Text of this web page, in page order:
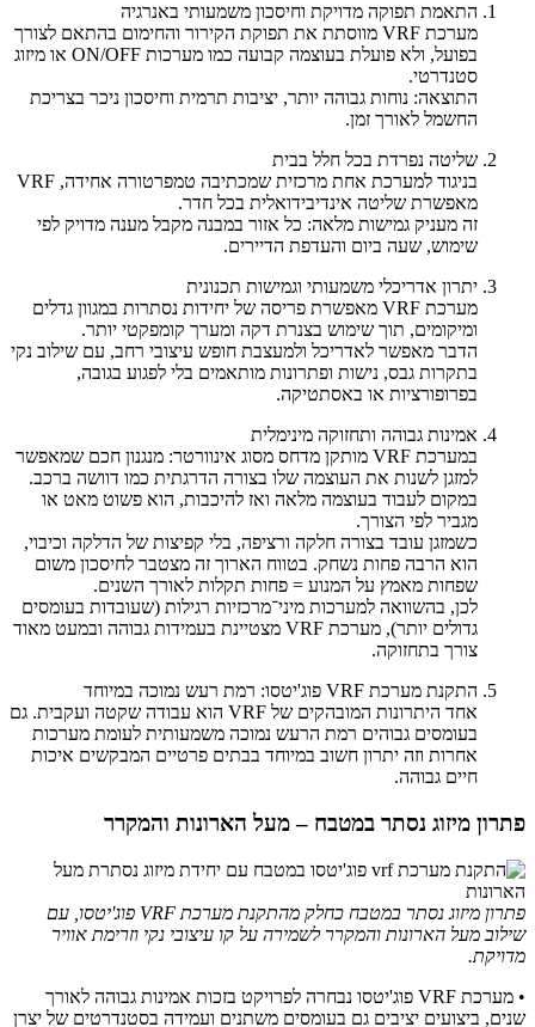
התאמת תפוקה מדויקת וחיסכון משמעותי באנרגיה
מערכת VRF מווסתת את תפוקת הקירור והחימום בהתאם לצורך
בפועל, ולא פועלת בעוצמה קבועה כמו מערכות ON/OFF או מיזוג
סטנדרטי.
התוצאה: נוחות גבוהה יותר, יציבות תרמית וחיסכון ניכר בצריכת
החשמל לאורך זמן.
שליטה נפרדת בכל חלל בבית
בניגוד למערכת אחת מרכזית שמכתיבה טמפרטורה אחידה, VRF
מאפשרת שליטה אינדיבידואלית בכל חדר.
זה מעניק גמישות מלאה: כל אזור במבנה מקבל מענה מדויק לפי
שימוש, שעה ביום והעדפת הדיירים.
יתרון אדריכלי משמעותי וגמישות תכנונית
מערכת VRF מאפשרת פריסה של יחידות נסתרות במגוון גדלים
ומיקומים, תוך שימוש בצנרת דקה ומערך קומפקטי יותר.
הדבר מאפשר לאדריכל ולמעצבת חופש עיצובי רחב, עם שילוב נקי
בתקרות גבס, נישות ופתרונות מותאמים בלי לפגוע בגובה,
בפרופורציות או באסתטיקה.
אמינות גבוהה ותחזוקה מינימלית
במערכת VRF מותקן מדחס מסוג אינוורטר: מנגנון חכם שמאפשר
למזגן לשנות את העוצמה שלו בצורה הדרגתית כמו דוושה ברכב.
במקום לעבוד בעוצמה מלאה ואז להיכבות, הוא פשוט מאט או
מגביר לפי הצורך.
כשמזגן עובד בצורה חלקה ורציפה, בלי קפיצות של הדלקה וכיבוי,
הוא הרבה פחות נשחק. בטווח הארוך זה מצטבר לחיסכון משום
שפחות מאמץ על המנוע = פחות תקלות לאורך השנים.
לכן, בהשוואה למערכות מיני־מרכזיות רגילות (שעובדות בעומסים
גדולים יותר), מערכת VRF מצטיינת בעמידות גבוהה ובמעט מאוד
צורך בתחזוקה.
התקנת מערכת VRF פוג'יטסו: רמת רעש נמוכה במיוחד
אחד היתרונות המובהקים של VRF הוא עבודה שקטה ועקבית. גם
בעומסים גבוהים רמת הרעש נמוכה משמעותית לעומת מערכות
אחרות וזה יתרון חשוב במיוחד בבתים פרטיים המבקשים איכות
חיים גבוהה.
פתרון מיזוג נסתר במטבח – מעל הארונות והמקרר
פתרון מיזוג נסתר במטבח כחלק מהתקנת מערכת VRF פוג'יטסו, עם
שילוב מעל הארונות והמקרר לשמירה על קו עיצובי נקי וזרימת אוויר
מדויקת.
• מערכת VRF פוג'יטסו נבחרה לפרויקט בזכות אמינות גבוהה לאורך
שנים, ביצועים יציבים גם בעומסים משתנים ועמידה בסטנדרטים של יצרן